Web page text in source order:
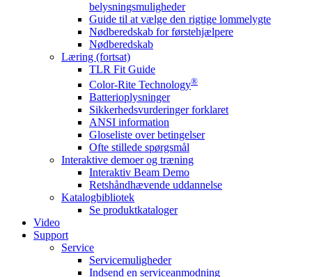
belysningsmuligheder
Guide til at vælge den rigtige lommelygte
Nødberedskab for førstehjælpere
Nødberedskab
Læring (fortsat)
TLR Fit Guide
Color-Rite Technology®
Batterioplysninger
Sikkerhedsvurderinger forklaret
ANSI information
Gloseliste over betingelser
Ofte stillede spørgsmål
Interaktive demoer og træning
Interaktiv Beam Demo
Retshåndhævende uddannelse
Katalogbibliotek
Se produktkataloger
Video
Support
Service
Servicemuligheder
Indsend en serviceanmodning